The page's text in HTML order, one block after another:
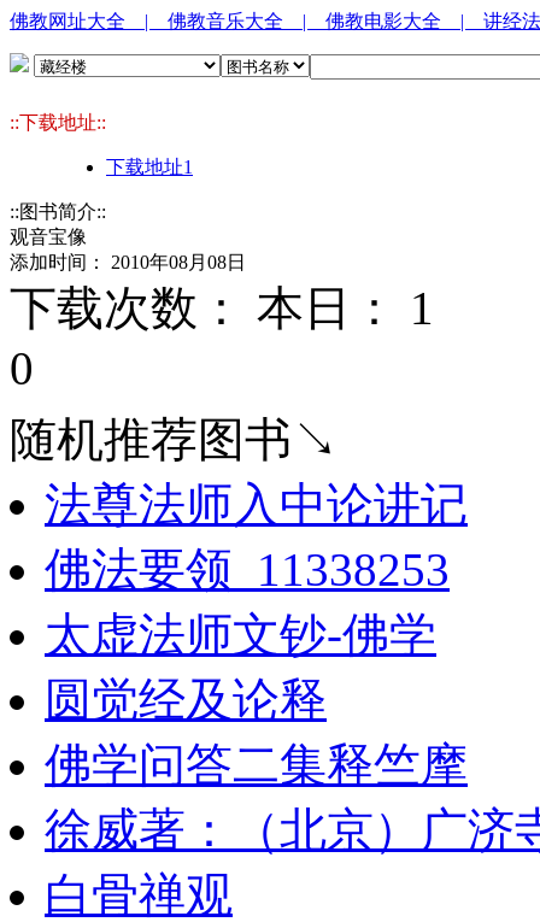
佛教网址大全 | 佛教音乐大全 | 佛教电影大全 | 讲经
::下载地址::
下载地址1
::图书简介::
观音宝像
添加时间： 2010年08月08日
下载次数： 本日： 1
0
随机推荐图书↘
法尊法师入中论讲记
佛法要领_11338253
太虚法师文钞-佛学
圆觉经及论释
佛学问答二集释竺摩
徐威著：（北京）广济
白骨禅观